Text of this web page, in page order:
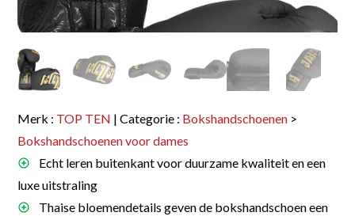
Merk : TOP TEN | Categorie : Bokshandschoenen >
Bokshandschoenen voor dames
Echt leren buitenkant voor duurzame kwaliteit en een
luxe uitstraling
Thaise bloemendetails geven de bokshandschoen een